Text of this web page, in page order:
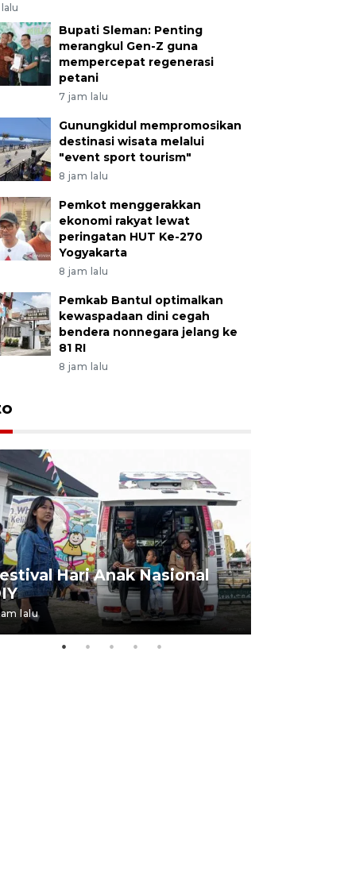
Bupati Sleman: Penting
merangkul Gen-Z guna
mempercepat regenerasi
petani
7 jam lalu
Gunungkidul mempromosikan
destinasi wisata melalui
"event sport tourism"
8 jam lalu
Pemkot menggerakkan
ekonomi rakyat lewat
peringatan HUT Ke-270
Yogyakarta
8 jam lalu
Pemkab Bantul optimalkan
kewaspadaan dini cegah
bendera nonnegara jelang ke
81 RI
8 jam lalu
Hari Anak Nasional
lalu